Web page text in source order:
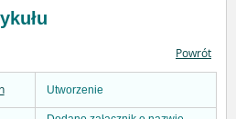
Powrót
Utworzenie